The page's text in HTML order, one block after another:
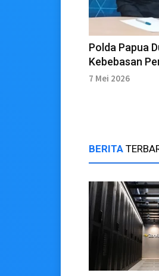
Polda Papua
Kebebasan
Sinergi
7 Mei 2026
BERITA